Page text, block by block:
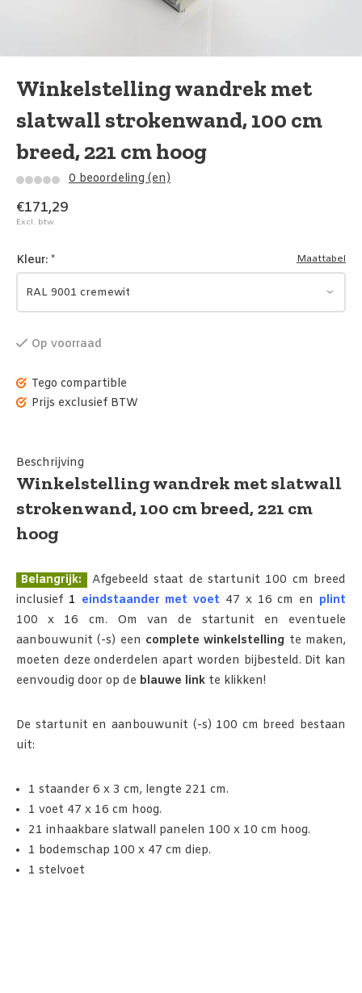
Winkelstelling wandrek met
slatwall strokenwand, 100 cm
breed, 221 cm hoog
0 beoordeling (en)
€171,29
Excl. btw
Kleur: * Maattabel
Op voorraad
Tego compartible
Prijs exclusief BTW
Beschrijving
Winkelstelling wandrek met slatwall
strokenwand, 100 cm breed, 221 cm
hoog
Belangrijk:
Afgebeeld staat de startunit 100 cm breed
inclusief 1 eindstaandermetvoet 47 x 16 cm enplint
100 x 16 cm. Om van de startunit en eventuele
aanbouwunit (-s) een complete winkelstelling te maken,
moeten deze onderdelen apart worden bijbesteld. Dit kan
eenvoudig door op de blauwe link te klikken!
De startunit en aanbouwunit (-s) 100 cm breed bestaan
uit:
1 staander 6 x 3 cm, lengte 221 cm.
1 voet 47 x 16 cm hoog.
21 inhaakbare slatwall panelen 100 x 10 cm hoog.
1 bodemschap 100 x 47 cm diep.
1 stelvoet